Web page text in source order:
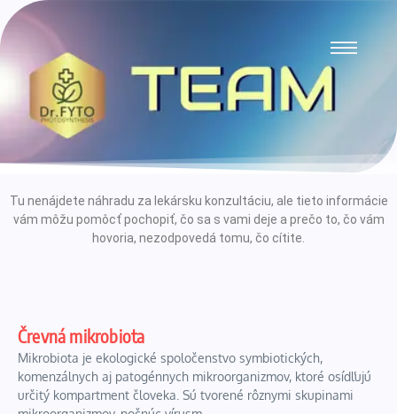
Tu nenájdete náhradu za lekársku konzultáciu, ale tieto informácie
vám môžu pomôcť pochopiť, čo sa s vami deje a prečo to, čo vám
hovoria, nezodpovedá tomu, čo cítite.
Črevná mikrobiota
Mikrobiota je ekologické spoločenstvo symbiotických,
komenzálnych aj patogénnych mikroorganizmov, ktoré osídľujú
určitý kompartment človeka. Sú tvorené rôznymi skupinami